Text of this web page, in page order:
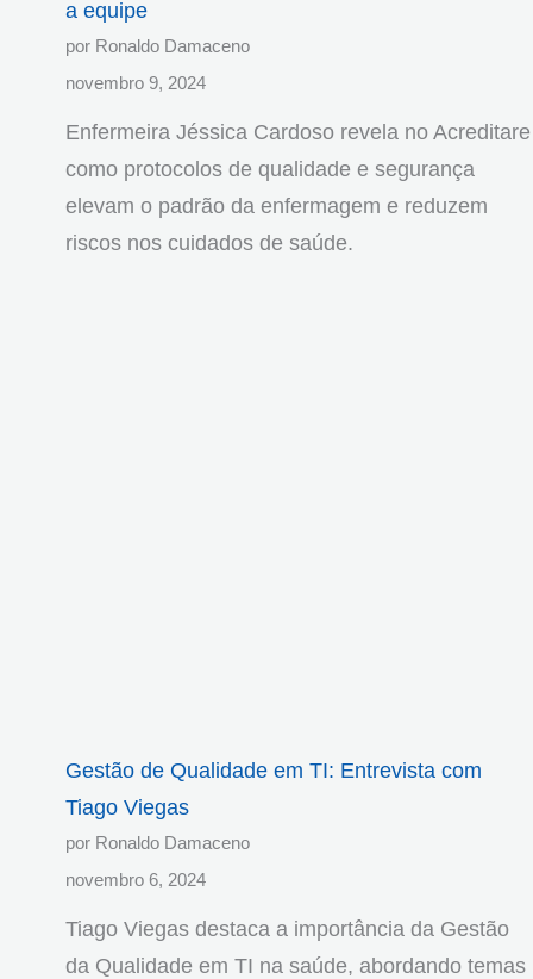
a equipe
por Ronaldo Damaceno
novembro 9, 2024
Enfermeira Jéssica Cardoso revela no Acreditare
como protocolos de qualidade e segurança
elevam o padrão da enfermagem e reduzem
riscos nos cuidados de saúde.
Gestão de Qualidade em TI: Entrevista com
Tiago Viegas
por Ronaldo Damaceno
novembro 6, 2024
Tiago Viegas destaca a importância da Gestão
da Qualidade em TI na saúde, abordando temas